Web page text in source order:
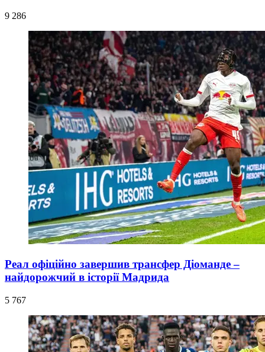
9 286
Реал офіційно завершив трансфер Діоманде –
найдорожчий в історії Мадрида
5 767